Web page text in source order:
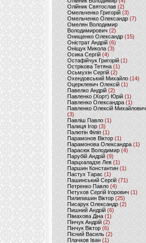
Олійник Святослав (2)
Омельченко Григорій (3)
Омельченко Олександр(7)
Омелян Володимир
Володимирович (2)
Онищенко Олександр (15)
Оністрат Андрій (6)
Оніщук Микола (3)
Осика Сергій(4)
Остафійчук Григорій(1)
Острікова Тетяна (1)
Осьмухін Сергій (2)
Охендовський Михайло (14)
Оцерклевич Олексій (1)
Павелко Андрій (2)
Павленко (Хорт) Юрій (1)
Павленко Олександра (1)
Павленко Олексій Михайлович
(3)
Павліш Павло(1)
Палиця Ігор (3)
Палютін Філіп(1)
Парамонов Віктор (1)
Парамонова Олександра(1)
Парасюк Володимир(4)
Парубій Андрій (9)
Парцхаладзе Лев (1)
Паршин Константин(1)
Пастух Тарас (1)
Пашинський Сергій (71)
Петренко Павло (4)
Петухов Сергій Ігорович (1)
Пилипишин Віктор(25)
Писарук Олександр(2)
Пишний Андрій (6)
Пімахова Діна(1)
Пінчук Андрій(2)
Пінчук Віктор (6)
Пісний Василь (2)
Плачков Іван(1)